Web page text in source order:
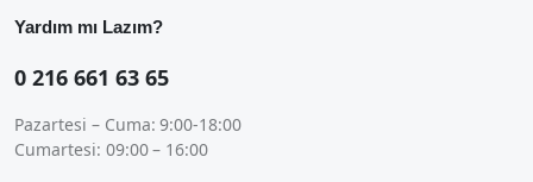
Yardım mı Lazım?
0 216 661 63 65
Pazartesi – Cuma: 9:00-18:00
Cumartesi: 09:00 – 16:00